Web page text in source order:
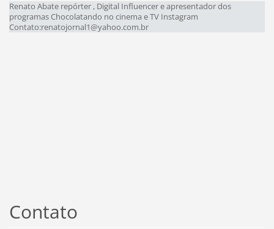
Renato Abate repórter , Digital Influencer e apresentador dos
programas Chocolatando no cinema e TV Instagram
Contato:renatojornal1@yahoo.com.br
Contato